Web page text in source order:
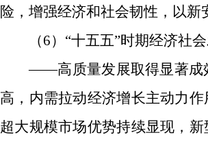
险，增强经济和社会韧性，以新
（6）“十五五”时期经济社
——高质量发展取得显著成
高，内需拉动经济增长主动力
超大规模市场优势持续显现，